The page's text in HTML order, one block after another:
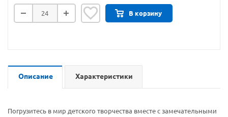
В корзину
Описание Характеристики
Погрузитесь в мир детского творчества вместе с замечательными